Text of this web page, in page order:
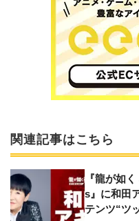
関連記事はこちら
『龍が如
s』に和田
テンツ“ツ